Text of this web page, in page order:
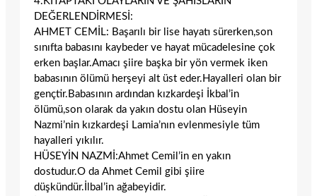
DEĞERLENDİRMESİ:
AHMET CEMİL: Başarılı bir lise hayatı sürerken,son
sınıfta babasını kaybeder ve hayat mücadelesine çok
erken başlar.Amacı şiire başka bir yön vermek iken
babasının ölümü herşeyi alt üst eder.Hayalleri olan bir
gençtir.Babasının ardından kızkardeşi İkbal’in
ölümü,son olarak da yakın dostu olan Hüseyin
Nazmi’nin kızkardeşi Lamia’nın evlenmesiyle tüm
hayalleri yıkılır.
HÜSEYİN NAZMİ:Ahmet Cemil’in en yakın
dostudur.O da Ahmet Cemil gibi şiire
düşkündür.İlbal’in ağabeyidir.